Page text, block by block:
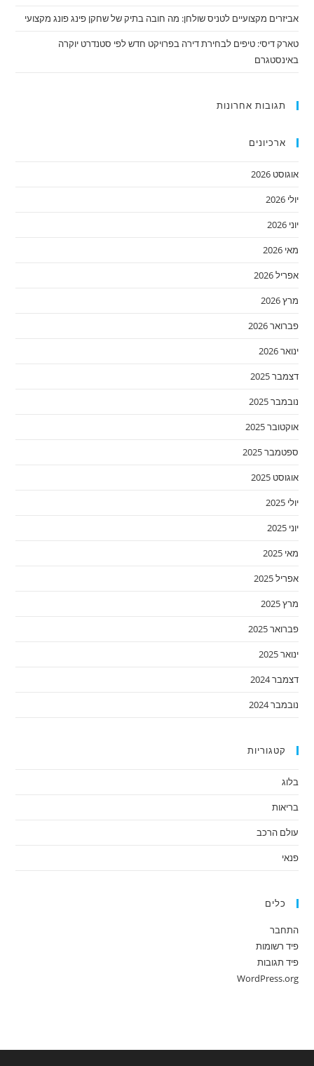
אביזרים מקצועיים לטניס שולחן: מה חובה בתיק של שחקן פינג פונג מקצועי
טארק דיסי: טיפים לבחירת דירה בפרויקט חדש לפי סטנדרט יוקרה
באינסטגרם
תגובות אחרונות
ארכיונים
אוגוסט 2026
יולי 2026
יוני 2026
מאי 2026
אפריל 2026
מרץ 2026
פברואר 2026
ינואר 2026
דצמבר 2025
נובמבר 2025
אוקטובר 2025
ספטמבר 2025
אוגוסט 2025
יולי 2025
יוני 2025
מאי 2025
אפריל 2025
מרץ 2025
פברואר 2025
ינואר 2025
דצמבר 2024
נובמבר 2024
קטגוריות
בלוג
בריאות
עולם הרכב
פנאי
כלים
התחבר
פיד רשומות
פיד תגובות
WordPress.org